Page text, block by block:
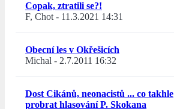
Copak, ztratili se?!
F, Chot- 11.3.2021 14:31
Obecní les v Okřešicích
Michal - 2.7.2011 16:32
Dost Cikánů, neonacistů ... co takhle
probrat hlasování P. Skokana